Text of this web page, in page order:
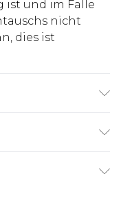
und im Falle
nicht
dies ist
€7.99